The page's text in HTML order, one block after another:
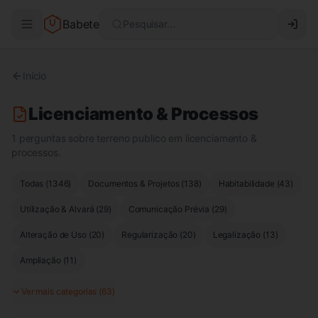
Babete Pesquisar...
Início
Licenciamento & Processos
1 perguntas sobre terreno publico em licenciamento &
processos.
Todas (1346) Documentos & Projetos (138) Habitabilidade (43)
Utilização & Alvará (29) Comunicação Prévia (29)
Alteração de Uso (20) Regularização (20) Legalização (13)
Ampliação (11 )
Ver mais categorias (63)